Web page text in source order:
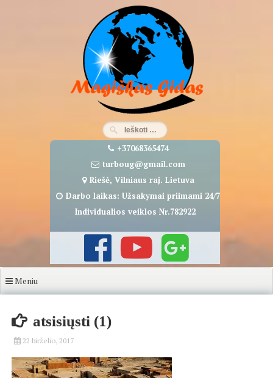
+37068365474
turboug@gmail.com
Riešė, Vilniaus raj. Lietuva
Darbo laikas: Užsakymai priimami 24/7
Individualios veiklos Nr.782922
Meniu
atsisiųsti (1)
22 birželio, 2017